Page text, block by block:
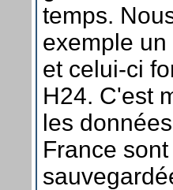
temps.
exemple
et celui-ci
H24. C'est
les
France